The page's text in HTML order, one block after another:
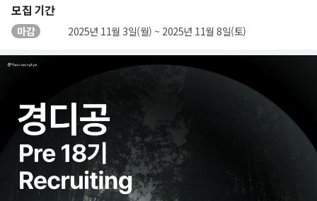
모집 기간
마감 2025년 11월 3일(월) ~ 2025년 11월 8일(토)